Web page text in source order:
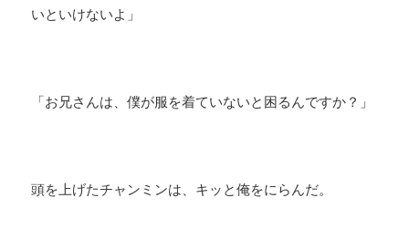
いといけないよ」
「お兄さんは、僕が服を着ていないと困るんですか？」
頭を上げたチャンミンは、キッと俺をにらんだ。